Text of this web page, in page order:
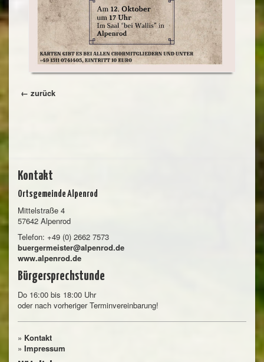
← zurück
Kontakt
Ortsgemeinde Alpenrod
Mittelstraße 4
57642 Alpenrod
Telefon: +49 (0) 2662 7573
buergermeister@alpenrod.de
www.alpenrod.de
Bürgersprechstunde
Do 16:00 bis 18:00 Uhr
oder nach vorheriger Terminvereinbarung!
» Kontakt
» Impressum